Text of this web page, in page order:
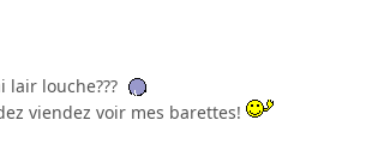
lair louche???
viendez voir mes barettes!